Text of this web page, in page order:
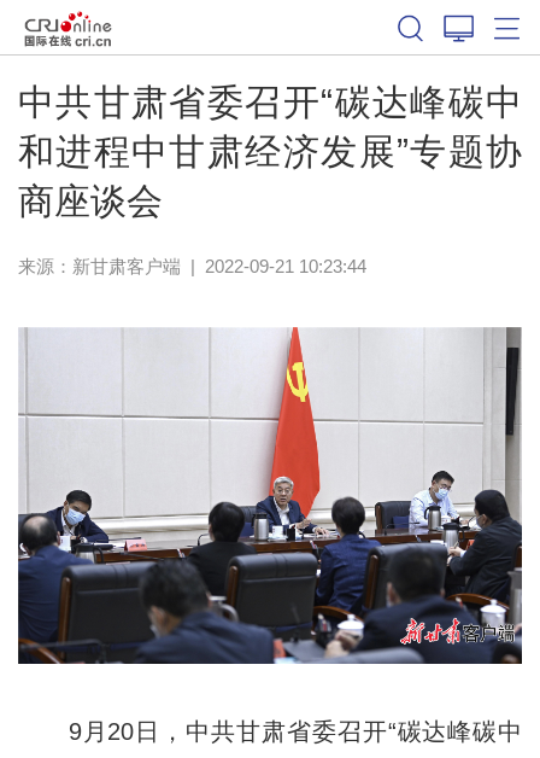
中共甘肃省委召开“碳达峰碳中
和进程中甘肃经济发展”专题协
商座谈会
来源： 新甘肃客户端 | 2022-09-21 10:23:44
9月20日，中共甘肃省委召开“碳达峰碳中